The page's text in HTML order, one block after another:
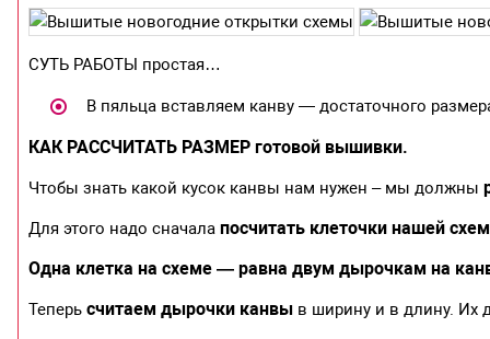
СУТЬ РАБОТЫ простая…
В пяльца вставляем канву — достаточного
КАК РАССЧИТАТЬ РАЗМЕР готовой вышивки.
Чтобы знать какой кусок канвы нам нужен – мы должны
Для этого надо сначалапосчитать клеточки нашей
Одна клетка на схеме — равна двум дырочкам на
Теперьсчитаем дырочки канвы в ширину и в длину. Их